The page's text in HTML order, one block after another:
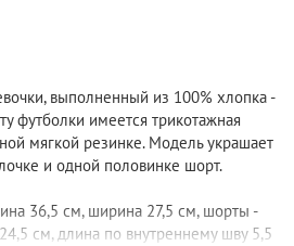
выполненный из 100% хлопка -
футболки имеется трикотажная
мягкой резинке. Модель украшает
и одной половинке шорт.
36,5 см, ширина 27,5 см, шорты -
см, длина по внутреннему шву 5,5